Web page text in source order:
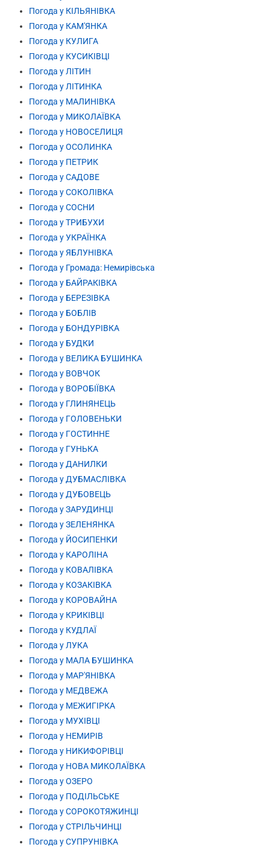
Погода у КІЛЬЯНІВКА
Погода у КАМ'ЯНКА
Погода у КУЛИГА
Погода у КУСИКІВЦІ
Погода у ЛІТИН
Погода у ЛІТИНКА
Погода у МАЛИНІВКА
Погода у МИКОЛАЇВКА
Погода у НОВОСЕЛИЦЯ
Погода у ОСОЛИНКА
Погода у ПЕТРИК
Погода у САДОВЕ
Погода у СОКОЛІВКА
Погода у СОСНИ
Погода у ТРИБУХИ
Погода у УКРАЇНКА
Погода у ЯБЛУНІВКА
Погода у Громада: Немирівська
Погода у БАЙРАКІВКА
Погода у БЕРЕЗІВКА
Погода у БОБЛІВ
Погода у БОНДУРІВКА
Погода у БУДКИ
Погода у ВЕЛИКА БУШИНКА
Погода у ВОВЧОК
Погода у ВОРОБІЇВКА
Погода у ГЛИНЯНЕЦЬ
Погода у ГОЛОВЕНЬКИ
Погода у ГОСТИННЕ
Погода у ГУНЬКА
Погода у ДАНИЛКИ
Погода у ДУБМАСЛІВКА
Погода у ДУБОВЕЦЬ
Погода у ЗАРУДИНЦІ
Погода у ЗЕЛЕНЯНКА
Погода у ЙОСИПЕНКИ
Погода у КАРОЛІНА
Погода у КОВАЛІВКА
Погода у КОЗАКІВКА
Погода у КОРОВАЙНА
Погода у КРИКІВЦІ
Погода у КУДЛАЇ
Погода у ЛУКА
Погода у МАЛА БУШИНКА
Погода у МАР'ЯНІВКА
Погода у МЕДВЕЖА
Погода у МЕЖИГІРКА
Погода у МУХІВЦІ
Погода у НЕМИРІВ
Погода у НИКИФОРІВЦІ
Погода у НОВА МИКОЛАЇВКА
Погода у ОЗЕРО
Погода у ПОДІЛЬСЬКЕ
Погода у СОРОКОТЯЖИНЦІ
Погода у СТРІЛЬЧИНЦІ
Погода у СУПРУНІВКА